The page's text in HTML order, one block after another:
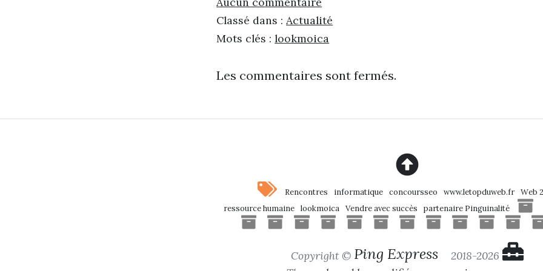
Classé dans :Actualité
Mots clés :lookmoica
Les commentaires sont fermés.
Rencontres informatique concoursseo www.letopduweb.fr
Web
ressource humaine lookmoica Vendre avec succès partenaire Pinguinalité
Copyright © Ping Express
2018-2026